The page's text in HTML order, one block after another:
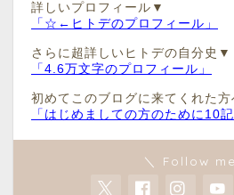
詳しいプロフィール▼
「☆←ヒトデのプロフィール」
さらに超詳しいヒトデの自分史▼
「4.6万文字のプロフィール」
初めてこのブログに来てくれた
「はじめましての方のために10
＼ Follow